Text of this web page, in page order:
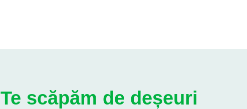
Te scăpăm de deșeuri